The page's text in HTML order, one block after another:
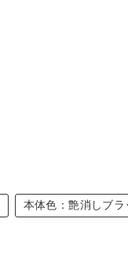
本体色：艶消しブラ